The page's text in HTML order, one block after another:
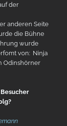
der
anderen Seite
die Bühne
wurde
von: Ninja
Odinshörner